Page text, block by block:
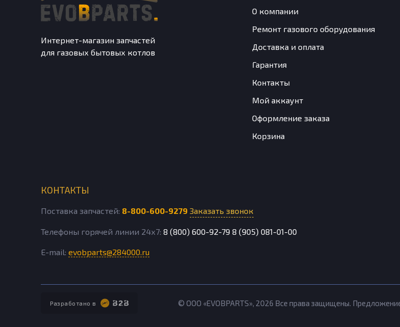
Интернет-магазин запчастей
для газовых бытовых котлов
О компании
Ремонт газового оборудования
Доставка и оплата
Гарантия
Контакты
Мой аккаунт
Оформление заказа
Корзина
КОНТАКТЫ
Поставка запчастей: 8-800-600-9279 Заказать звонок
Телефоны горячей линии 24х7: 8 (800) 600-92-79 8 (905) 081-01-00
E-mail: evobparts@284000.ru
Разработано в © ООО «EVOBPARTS», 2026 Все права защищены.